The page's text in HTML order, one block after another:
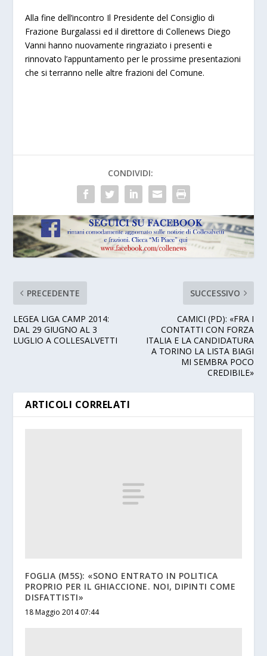
Alla fine dell’incontro Il Presidente del Consiglio di
Frazione Burgalassi ed il direttore di Collenews Diego
Vanni hanno nuovamente ringraziato i presenti e
rinnovato l’appuntamento per le prossime presentazioni
che si terranno nelle altre frazioni del Comune.
CONDIVIDI:
PRECEDENTE
LEGEA LIGA CAMP 2014:
DAL 29 GIUGNO AL 3
LUGLIO A COLLESALVETTI
SUCCESSIVO
CAMICI (PD): «FRA I
CONTATTI CON FORZA
ITALIA E LA CANDIDATURA
A TORINO LA LISTA BIAGI
MI SEMBRA POCO
CREDIBILE»
ARTICOLI CORRELATI
FOGLIA (M5S): «SONO ENTRATO IN POLITICA
PROPRIO PER IL GHIACCIONE. NOI, DIPINTI COME
DISFATTISTI»
18 Maggio 2014 07:44